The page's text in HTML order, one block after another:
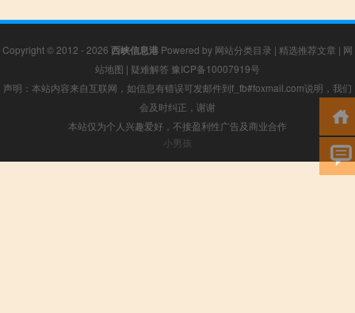
Copyright © 2012 - 2026 西峡信息港 Powered by 网站分类目录 | 精选推荐文章 | 网
站地图 | 疑难解答 豫ICP备10007919号
声明：本站内容来自互联网，如信息有错误可发邮件到f_fb#foxmail.com说明，我们
会及时纠正，谢谢
本站仅为个人兴趣爱好，不接盈利性广告及商业合作
小男孩